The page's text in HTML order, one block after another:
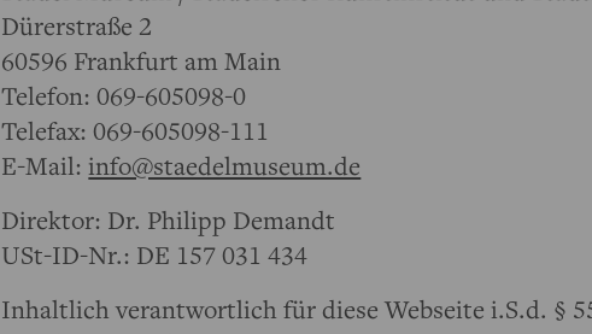
Dürerstraße 2
60596 Frankfurt am Main
Telefon: 069-605098-0
Telefax: 069-605098-111
E-Mail:info@staedelmuseum.de
Direktor: Dr. Philipp Demandt
USt-ID-Nr.: DE 157 031 434
Inhaltlich verantwortlich für diese Webseite i.S.d. §